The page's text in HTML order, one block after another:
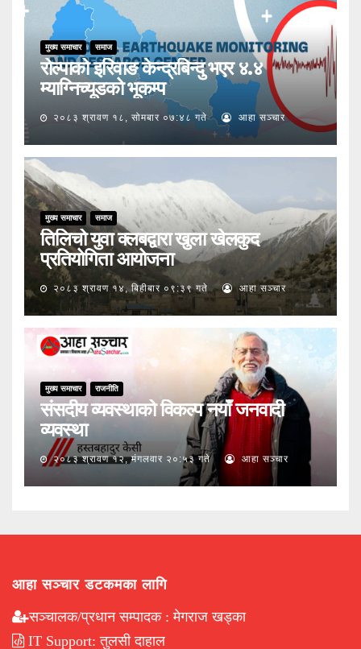
मुख्य समाचार समाज
रोल्पाको इरिवाङ केन्द्रबिन्दु भएर ४.४
म्याग्निच्यूडको भूकम्प
२०८३ श्रावण १८, सोमबार ०७:४८ गते आहा सञ्चार
मुख्य समाचार समाज
तिलिचो युवा क्लबद्वारा खुला खेलकुद
प्रतियोगिता आयोजना
२०८३ श्रावण १४, बिहीबार ०९:३९ गते आहा सञ्चार
मुख्य समाचार राजनीति
संसदीय व्यवस्थाको विकल्प नयाँ जनवादी
व्यवस्था
२०८३ श्रावण १२, मंगलवार २०:५३ गते आहा सञ्चार
आहा सञ्चार डटकमका लागि
सञ्चालक/प्रधान सम्पादक : मेगराज खड्का
IT Support: तुलसी दाहाल